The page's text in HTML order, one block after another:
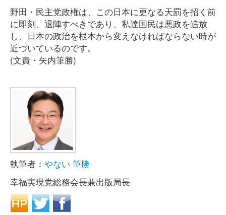
野田・民主党政権は、この日本に更なる天罰を招く前
に即刻、退陣すべきであり、私達国民は悪政を追放
し、日本の政治を根本から変えなければならない時が
近づいているのです。
(文責・矢内筆勝)
執筆者： やない 筆勝
幸福実現党総務会長兼出版局長